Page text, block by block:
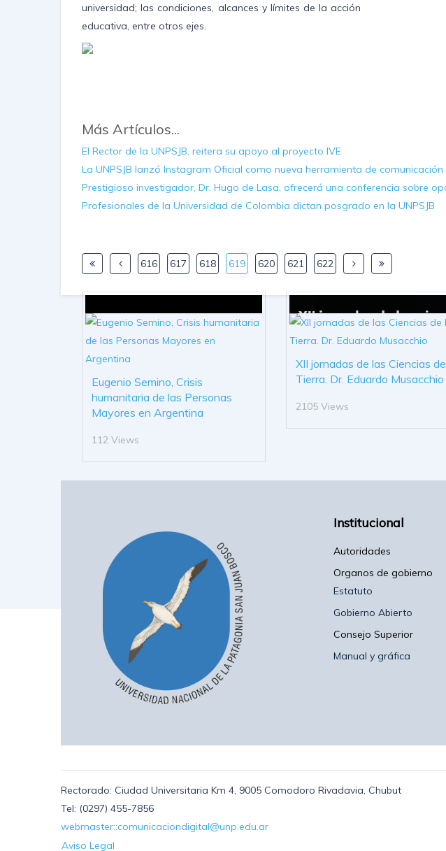
universidad; las condiciones, alcances y límites de la acción
educativa, entre otros ejes.
Más Artículos...
El Rector de la UNPSJB, reitera su apoyo al proyecto IVE
La UNPSJB lanzó Instagram Oficial como nueva herramienta de comunicación
Prestigioso investigador, Dr. Hugo de Lasa, ofrecerá una conferencia sobre
Profesionales de la Universidad de Colombia dictan posgrado en la UNPSJB
616 617 618 619 620 621 622
Eugenio Semino, Crisis
humanitaria de las Personas
Mayores en Argentina
112 Views
XII jornadas de las Ciencias
Tierra. Dr. Eduardo Musacchio
2105 Views
Institucional
Autoridades
Organos de gobierno
Estatuto
Gobierno Abierto
Consejo Superior
Manual y gráfica
Rectorado: Ciudad Universitaria Km 4, 9005 Comodoro Rivadavia, Chubut
Tel: (0297) 455-7856
webmaster::comunicaciondigital@unp.edu.ar
Aviso Legal